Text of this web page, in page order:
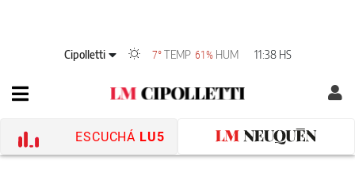
Cipolletti 7° TEMP 61% HUM 11:38 HS
ESCUCHÁ LU5